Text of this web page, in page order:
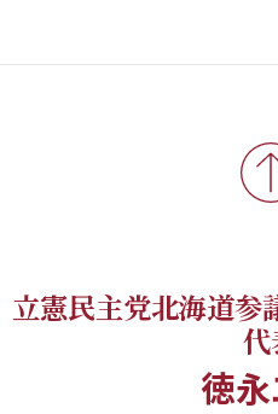
立憲民主党北海道参
徳